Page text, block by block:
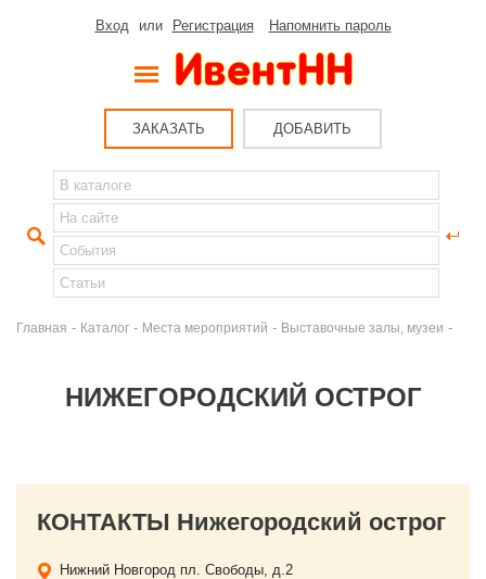
Вход или Регистрация Напомнить пароль
ЗАКАЗАТЬ ДОБАВИТЬ
Главная - Каталог - Места мероприятий - Выставочные залы, музеи -
НИЖЕГОРОДСКИЙ ОСТРОГ
КОНТАКТЫ Нижегородский острог
Нижний Новгород пл. Свободы, д.2